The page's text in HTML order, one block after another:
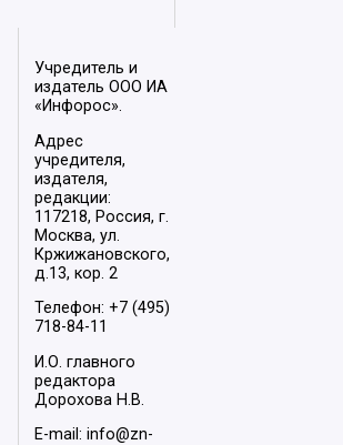
Учредитель и
издатель ООО ИА
«Инфорос».
Адрес
учредителя,
издателя,
редакции:
117218, Россия, г.
Москва, ул.
Кржижановского,
д.13, кор. 2
Телефон: +7 (495)
718-84-11
И.О. главного
редактора
Дорохова Н.В.
E-mail: info@zn-